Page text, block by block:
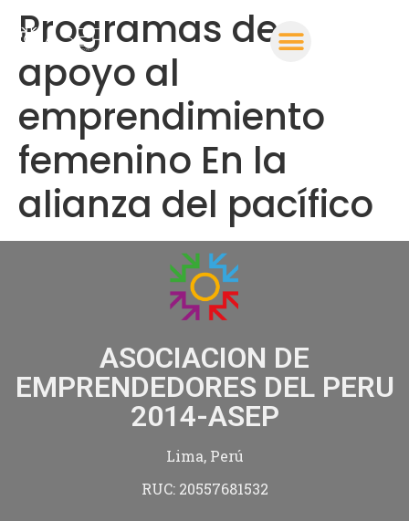
Programas de
apoyo al
emprendimiento
femenino En la
alianza del pacífico
ASOCIACION DE
EMPRENDEDORES DEL PERU
2014-ASEP
Lima, Perú
RUC: 20557681532